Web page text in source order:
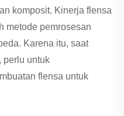
komposit. Kinerja flensa
metode pemrosesan
Karena itu, saat
, perlu untuk
flensa untuk